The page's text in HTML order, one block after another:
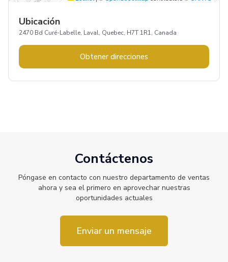
Ubicación
2470 Bd Curé-Labelle, Laval, Quebec, H7T 1R1, Canada
Obtener direcciones
Contáctenos
Póngase en contacto con nuestro departamento de ventas
ahora y sea el primero en aprovechar nuestras
oportunidades actuales
Enviar un mensaje